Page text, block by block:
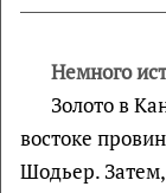
Немного
Золото в
востоке
Шодьер. Затем,